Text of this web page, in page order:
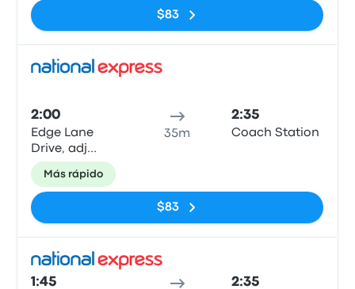
$83
2:00
Edge Lane
Drive, adj
Broad Green
Rd/The Green
(A5080)
35m
2:35
Coach Station
Más rápido
$83
1:45 2:35